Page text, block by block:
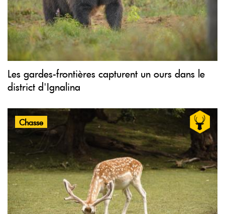
Les gardes-frontières capturent un ours dans le
district d'Ignalina
Chasse